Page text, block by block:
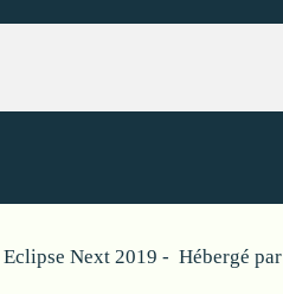
Eclipse Next 2019 - Hébergé par